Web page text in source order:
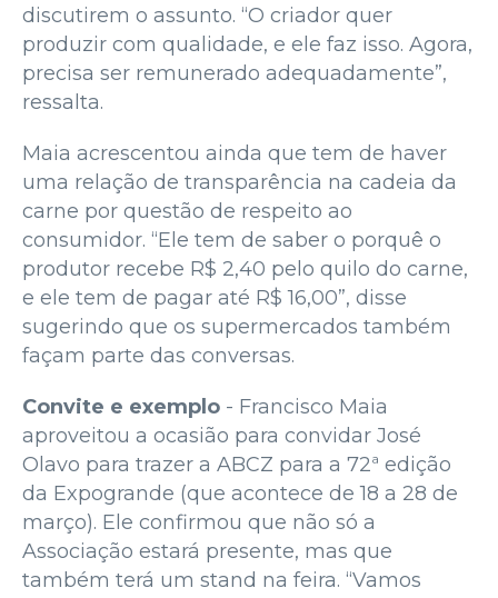
discutirem o assunto. “O criador quer
produzir com qualidade, e ele faz isso. Agora,
precisa ser remunerado adequadamente”,
ressalta.
Maia acrescentou ainda que tem de haver
uma relação de transparência na cadeia da
carne por questão de respeito ao
consumidor. “Ele tem de saber o porquê o
produtor recebe R$ 2,40 pelo quilo do carne,
e ele tem de pagar até R$ 16,00”, disse
sugerindo que os supermercados também
façam parte das conversas.
Convite e exemplo - Francisco Maia
aproveitou a ocasião para convidar José
Olavo para trazer a ABCZ para a 72ª edição
da Expogrande (que acontece de 18 a 28 de
março). Ele confirmou que não só a
Associação estará presente, mas que
também terá um stand na feira. “Vamos